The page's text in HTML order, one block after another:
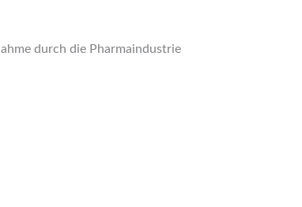
durch die Pharmaindustrie